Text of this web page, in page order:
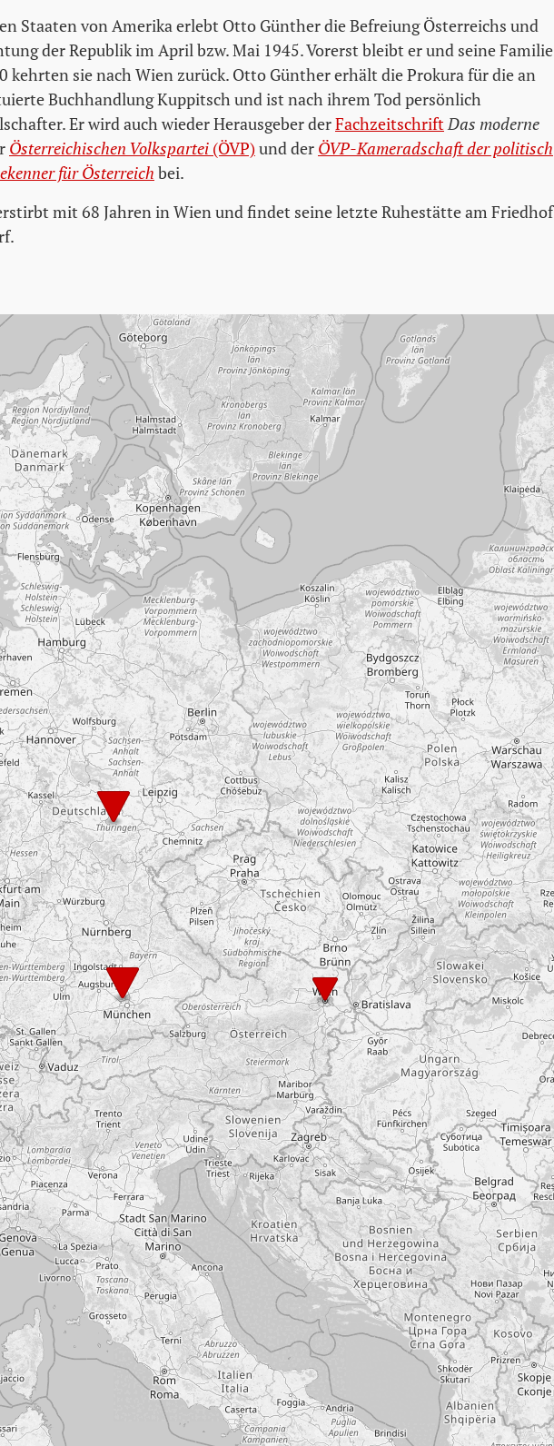
Staaten von Amerika erlebt Otto Günther die Befreiung Österreichs und
der Republik im April bzw. Mai 1945. Vorerst bleibt er und seine Familie
kehrten sie nach Wien zurück. Otto Günther erhält die Prokura für die an
Buchhandlung Kuppitsch und ist nach ihrem Tod persönlich
Er wird auch wieder Herausgeber derFachzeitschriftDas moderne
Österreichischen Volkspartei (ÖVP)und der ÖVP-Kameradschaft der politisch
für Österreich bei.
mit 68 Jahren in Wien und findet seine letzte Ruhestätte am Friedhof